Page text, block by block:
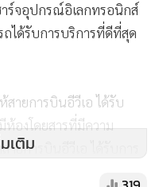
ร์จอุปกรณ์อิเลกทรอนิกส์
ถได้รับการบริการที่ดีที่สุด
สายการบินอีวีเอ ได้รับ
องโดยสารที่มีความ
ยการบินอีวีเอ ได้รับการ
ป็น 1 ในสายการบินที่ดี
เติม